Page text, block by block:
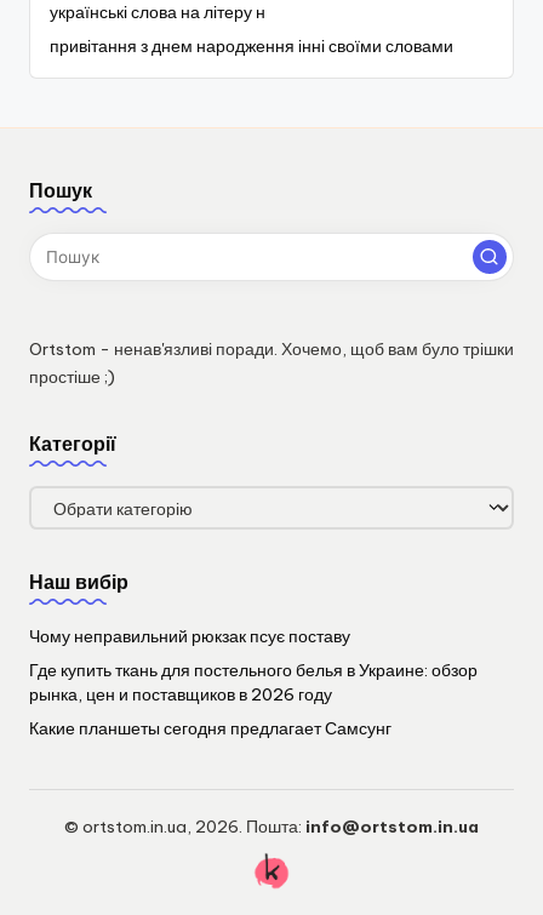
українські слова на літеру н
привітання з днем народження інні своїми словами
Пошук
Ortstom - ненав'язливі поради. Хочемо, щоб вам було трішки
простіше ;)
Категорії
Категорії
Наш вибір
Чому неправильний рюкзак псує поставу
Где купить ткань для постельного белья в Украине: обзор
рынка, цен и поставщиков в 2026 году
Какие планшеты сегодня предлагает Самсунг
© ortstom.in.ua, 2026. Пошта: info@ortstom.in.ua